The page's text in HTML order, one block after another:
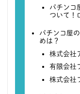
パチンコ
ついて！
パチンコ屋
めは？
株式会社
有限会社
株式会社